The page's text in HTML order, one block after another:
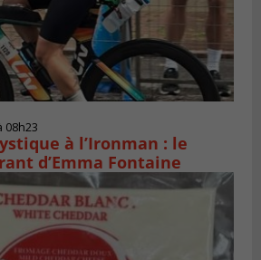
08h23
à l’Ironman : le
d’Emma Fontaine